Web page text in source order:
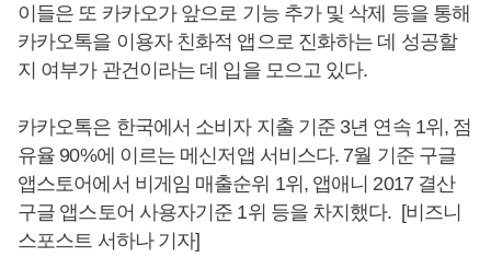
이들은 또 카카오가 앞으로 기능 추가 및 삭제 등을 통해
카카오톡을 이용자 친화적 앱으로 진화하는 데 성공할
지 여부가 관건이라는 데 입을 모으고 있다.
카카오톡은 한국에서 소비자 지출 기준 3년 연속 1위, 점
유율 90%에 이르는 메신저앱 서비스다. 7월 기준 구글
앱스토어에서 비게임 매출순위 1위, 앱애니 2017 결산
구글 앱스토어 사용자기준 1위 등을 차지했다. [비즈니
스포스트 서하나 기자]